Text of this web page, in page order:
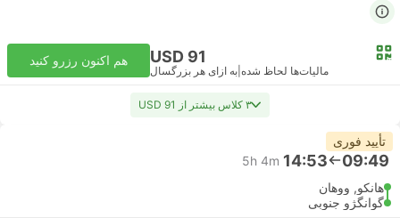
USD 91
مالیات‌ها لحاظ شده به ازای هر بزرگسال
هم اکنون رزرو کنید
۳ کلاس بیشتر از USD 91
تأیید فوری
09:49
14:53
5h 4m
هانکو, ووهان
گوانگژو جنوبی